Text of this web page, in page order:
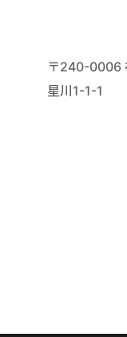
〒240-0006
星川1-1-1